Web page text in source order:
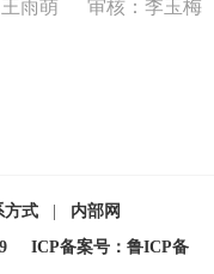
雨萌 审核：李玉梅
方式
内部网
ICP备案号：鲁ICP备